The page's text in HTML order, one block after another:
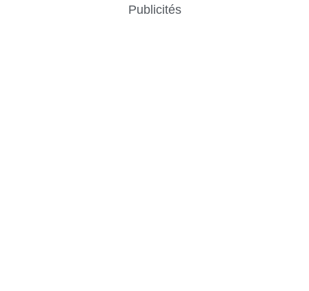
Publicités